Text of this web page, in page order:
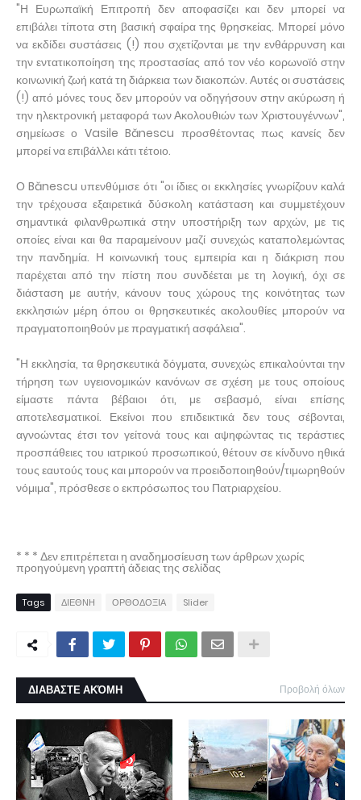
"Η Ευρωπαϊκή Επιτροπή δεν αποφασίζει και δεν μπορεί να
επιβάλει τίποτα στη βασική σφαίρα της θρησκείας. Μπορεί μόνο
να εκδίδει συστάσεις (!) που σχετίζονται με την ενθάρρυνση και
την εντατικοποίηση της προστασίας από τον νέο κορωνοϊό στην
κοινωνική ζωή κατά τη διάρκεια των διακοπών. Αυτές οι συστάσεις
(!) από μόνες τους δεν μπορούν να οδηγήσουν στην ακύρωση ή
την ηλεκτρονική μεταφορά των Ακολουθιών των Χριστουγέννων",
σημείωσε ο Vasile Bănescu προσθέτοντας πως κανείς δεν
μπορεί να επιβάλλει κάτι τέτοιο.
Ο Bănescu υπενθύμισε ότι "οι ίδιες οι εκκλησίες γνωρίζουν καλά
την τρέχουσα εξαιρετικά δύσκολη κατάσταση και συμμετέχουν
σημαντικά φιλανθρωπικά στην υποστήριξη των αρχών, με τις
οποίες είναι και θα παραμείνουν μαζί συνεχώς καταπολεμώντας
την πανδημία. Η κοινωνική τους εμπειρία και η διάκριση που
παρέχεται από την πίστη που συνδέεται με τη λογική, όχι σε
διάσταση με αυτήν, κάνουν τους χώρους της κοινότητας των
εκκλησιών μέρη όπου οι θρησκευτικές ακολουθίες μπορούν να
πραγματοποιηθούν με πραγματική ασφάλεια".
"Η εκκλησία, τα θρησκευτικά δόγματα, συνεχώς επικαλούνται την
τήρηση των υγειονομικών κανόνων σε σχέση με τους οποίους
είμαστε πάντα βέβαιοι ότι, με σεβασμό, είναι επίσης
αποτελεσματικοί. Εκείνοι που επιδεικτικά δεν τους σέβονται,
αγνοώντας έτσι τον γείτονά τους και αψηφώντας τις τεράστιες
προσπάθειες του ιατρικού προσωπικού, θέτουν σε κίνδυνο ηθικά
τους εαυτούς τους και μπορούν να προειδοποιηθούν/τιμωρηθούν
νόμιμα", πρόσθεσε ο εκπρόσωπος του Πατριαρχείου.
* * * Δεν επιτρέπεται η αναδημοσίευση των άρθρων χωρίς
προηγούμενη γραπτή άδειας της σελίδας
Tags ΔΙΕΘΝΗ ΟΡΘΟΔΟΞΙΑ Slider
ΔΙΑΒΑΣΤΕ ΑΚΌΜΗ Προβολή όλων